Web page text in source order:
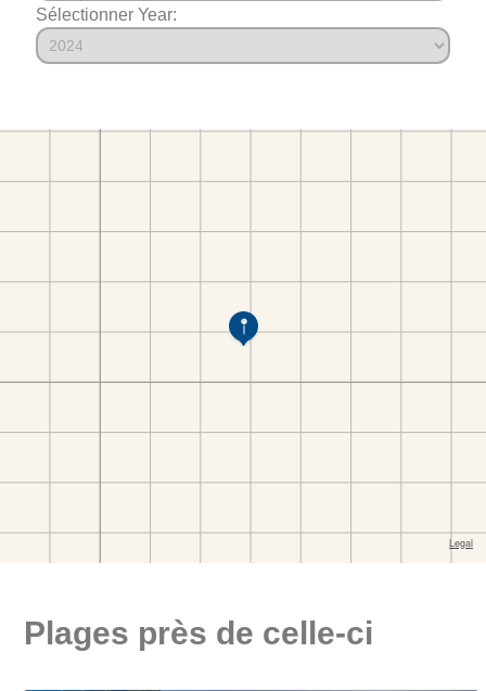
Sélectionner Year:
Plages près de celle-ci